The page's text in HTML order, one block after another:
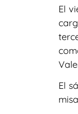
El
El